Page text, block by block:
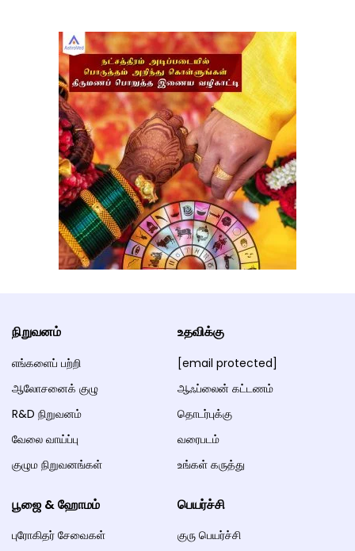
நிறுவனம்
எங்களைப் பற்றி
ஆலோசனைக் குழு
R&D நிறுவனம்
வேலை வாய்ப்பு
குழும நிறுவனங்கள்
உதவிக்கு
[email protected]
ஆஃப்லைன் கட்டணம்
தொடர்புக்கு
வரைபடம்
உங்கள் கருத்து
பூஜை & ஹோமம்
புரோகிதர் சேவைகள்
பெயர்ச்சி
குரு பெயர்ச்சி